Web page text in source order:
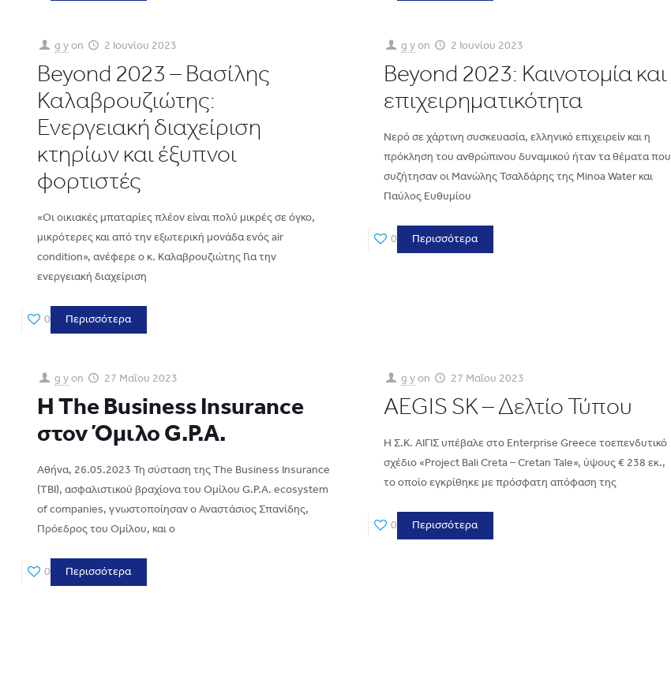
g y on 2 Ιουνίου 2023
Beyond 2023 – Βασίλης
Καλαβρουζιώτης:
Ενεργειακή διαχείριση
κτηρίων και έξυπνοι
φορτιστές
«Οι οικιακές μπαταρίες πλέον είναι πολύ μικρές σε όγκο,
μικρότερες και από την εξωτερική μονάδα ενός air
condition», ανέφερε ο κ. Καλαβρουζιώτης Για την
ενεργειακή διαχείριση
0 Περισσότερα
g y on 2 Ιουνίου 2023
Beyond 2023: Καινοτομία και
επιχειρηματικότητα
Νερό σε χάρτινη συσκευασία, ελληνικό επιχειρείν και η
πρόκληση του ανθρώπινου δυναμικού ήταν τα θέματα που
συζήτησαν οι Μανώλης Τσαλδάρης της Minoa Water και
Παύλος Ευθυμίου
0 Περισσότερα
g y on 27 Μαΐου 2023
H The Business Insurance
στονΌμιλο G.P.A.
Αθήνα, 26.05.2023 Τη σύσταση της The Business Insurance
(ΤΒΙ), ασφαλιστικού βραχίονα του Ομίλου G.P.A. ecosystem
of companies, γνωστοποίησαν ο Αναστάσιος Σπανίδης,
Πρόεδρος του Ομίλου, και ο
0 Περισσότερα
g y on 27 Μαΐου 2023
AEGIS SK – Δελτίο Τύπου
Η Σ.Κ. ΑΙΓΙΣ υπέβαλε στο Enterprise Greece τοεπενδυτικό
σχέδιο «Project Bali Creta – Cretan Tale», ύψους € 238 εκ.,
το οποίο εγκρίθηκε με πρόσφατη απόφαση της
0 Περισσότερα